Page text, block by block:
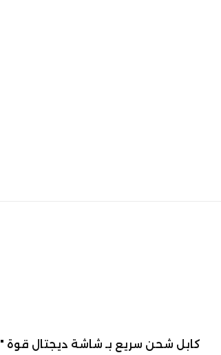
كابل شحن سريع بـ شاشة ديجتال قوة " 100 واط " ماركة JOYROOM